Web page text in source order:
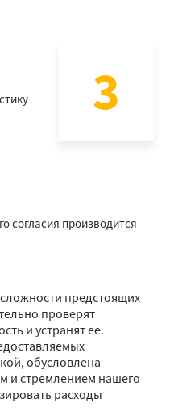
3
согласия производится
предстоящих
проверят
и устранят ее.
обусловлена
и стремлением нашего
расходы